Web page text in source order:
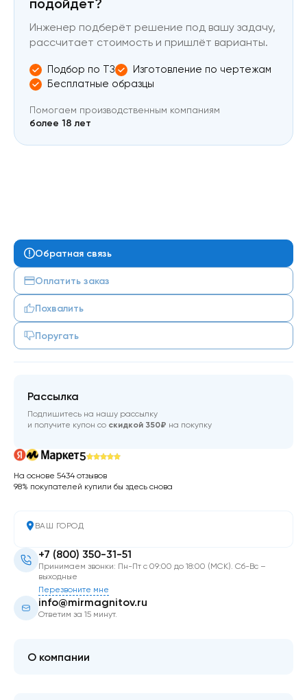
подойдёт?
Инженер подберёт решение под вашу задачу,
рассчитает стоимость и пришлёт варианты.
Подбор по ТЗ
Изготовление по чертежам
Бесплатные образцы
Помогаем производственным компаниям
более 18 лет
Обратная связь
Оплатить заказ
Похвалить
Поругать
ВАШ ГОРОД
+7 (800) 350-31-51
Принимаем звонки: Пн-Пт с 09:00 до 18:00 (МСК). Сб-Вс –
выходные
Перезвоните мне
info@mirmagnitov.ru
Ответим за 15 минут.
О компании
Рассылка
Подпишитесь на нашу рассылку
и получите купон со скидкой 350₽ на покупку
5
На основе 5434 отзывов
98% покупателей купили бы здесь снова